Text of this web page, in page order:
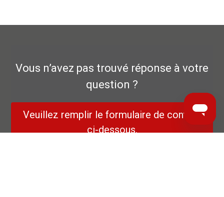
Vous n’avez pas trouvé réponse à votre
question ?
Veuillez remplir le formulaire de contact
ci-dessous.